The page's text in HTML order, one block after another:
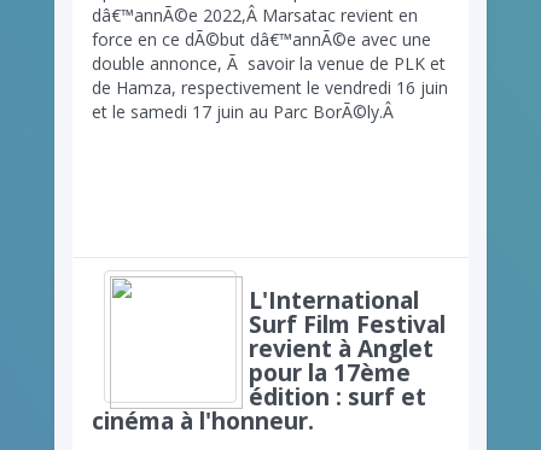
dâ€™annÃ©e 2022,Â Marsatac revient en
force en ce dÃ©but dâ€™annÃ©e avec une
double annonce, Ã savoir la venue de PLK et
de Hamza, respectivement le vendredi 16 juin
et le samedi 17 juin au Parc BorÃ©ly.Â
L'International
Surf Film Festival
revient à Anglet
pour la 17ème
édition : surf et
cinéma à l'honneur.